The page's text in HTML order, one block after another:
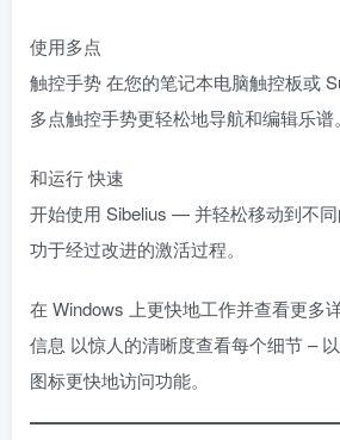
使用多点
触控手势 在您的笔记本电脑触控板或
多点触控手势更轻松地导航和编辑乐谱
和运行 快速
开始使用 Sibelius — 并轻松移动到不
功于经过改进的激活过程。
在 Windows 上更快地工作并查看更多
信息 以惊人的清晰度查看每个细节 –
图标更快地访问功能。